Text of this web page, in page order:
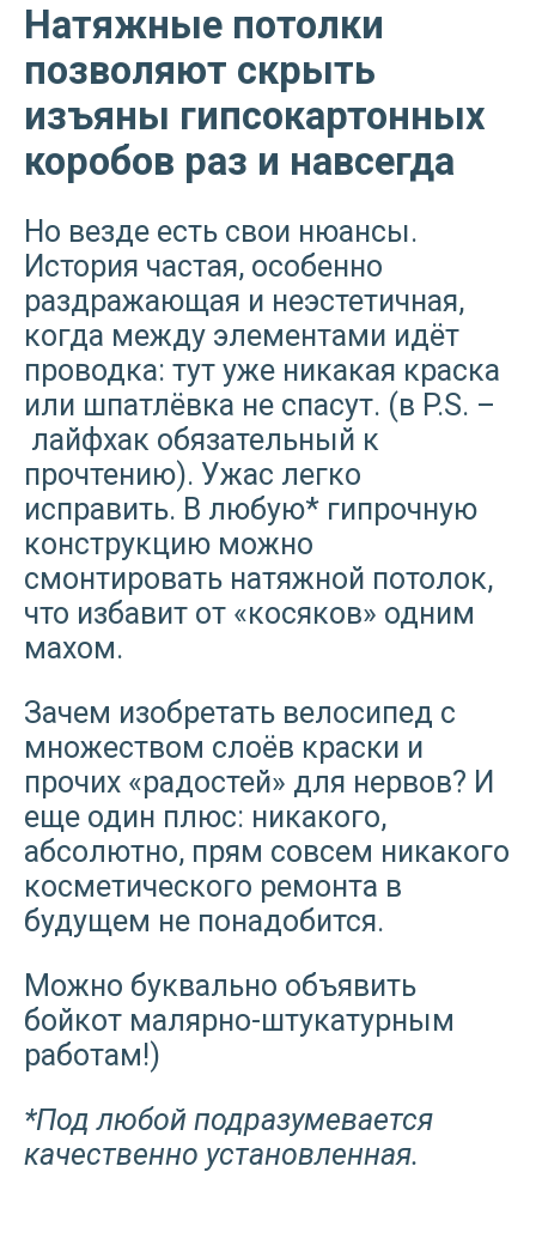
Натяжные потолки
позволяют скрыть
изъяны гипсокартонных
коробов раз и навсегда
Но везде есть свои нюансы.
История частая, особенно
раздражающая и неэстетичная,
когда между элементами идёт
проводка: тут уже никакая краска
или шпатлёвка не спасут. (в P.S. –
лайфхак обязательный к
прочтению). Ужас легко
исправить. В любую* гипрочную
конструкцию можно
смонтировать натяжной потолок,
что избавит от «косяков» одним
махом.
Зачем изобретать велосипед с
множеством слоёв краски и
прочих «радостей» для нервов? И
еще один плюс: никакого,
абсолютно, прям совсем никакого
косметического ремонта в
будущем не понадобится.
Можно буквально объявить
бойкот малярно-штукатурным
работам!)
*Под любой подразумевается
качественно установленная.